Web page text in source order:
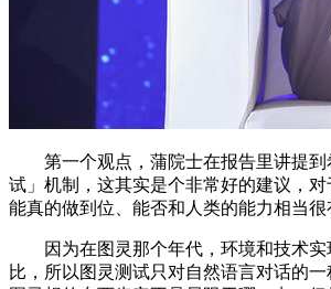
第一个观点，蒲院士在报告里讲提到
试」机制，这其实是个非常好的建议，
能真的做到位、能否和人类的能力相当很
因为在图灵那个年代，环境和技术实
比，所以图灵测试只对自然语言对话的